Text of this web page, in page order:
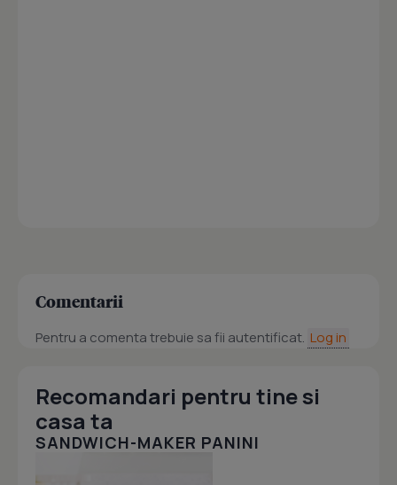
Comentarii
Pentru a comenta trebuie sa fii autentificat. Log in
Recomandari pentru tine si
casa ta
SANDWICH-MAKER PANINI